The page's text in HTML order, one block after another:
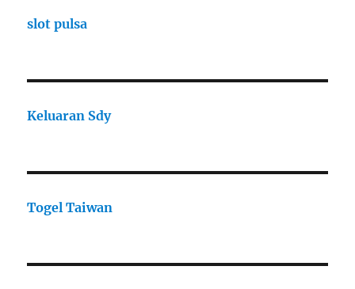
slot pulsa
Keluaran Sdy
Togel Taiwan